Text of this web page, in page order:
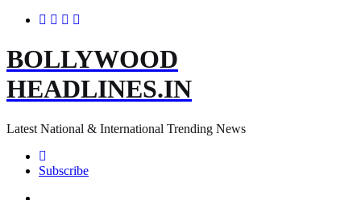
BOLLYWOOD
HEADLINES.IN
Latest National & International Trending News
Subscribe